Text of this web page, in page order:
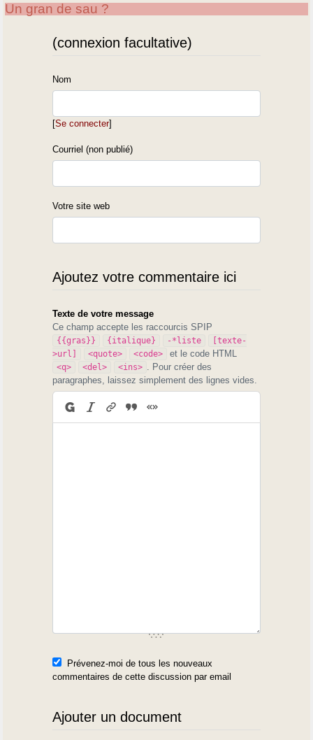
Un gran de sau ?
(connexion facultative)
Nom
[Se connecter]
Courriel (non publié)
Votre site web
Ajoutez votre commentaire ici
Texte de votre message
Ce champ accepte les raccourcis SPIP
{{gras}} {italique} -*liste
[texte-
>url]
<quote> <code> et le code HTML
<q> <del> <ins>
. Pour créer des
paragraphes, laissez simplement des lignes vides.
Prévenez-moi de tous les nouveaux
commentaires de cette discussion par email
Ajouter un document